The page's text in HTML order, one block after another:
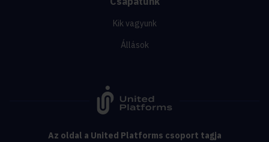
Kik vagyunk
Állások
Az oldal a United Platforms csoport tagja